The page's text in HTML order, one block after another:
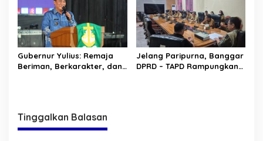
Gubernur Yulius: Remaja
Beriman, Berkarakter, dan
Jelang Paripurna, Banggar
DPRD – TAPD Rampungkan
Tinggalkan Balasan